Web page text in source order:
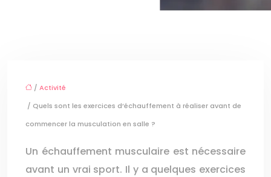
/ Activité
/ Quels sont les exercices d’échauffement à réaliser avant de
commencer la musculation en salle ?
Un échauffement musculaire est nécessaire
avant un vrai sport. Il y a quelques exercices